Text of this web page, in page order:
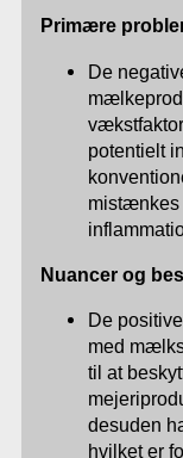
Primære
De
potentielt
mistænkes
Nuancer og
De
med
til at
desuden
hvilket er